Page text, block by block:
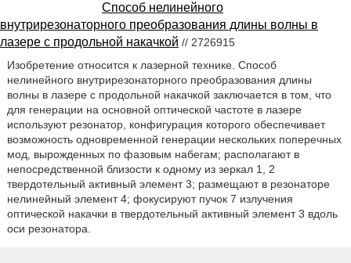
Способ нелинейного
внутрирезонаторного преобразования длины волны в
лазере с продольной накачкой // 2726915
Изобретение относится к лазерной технике. Способ
нелинейного внутрирезонаторного преобразования длины
волны в лазере с продольной накачкой заключается в том, что
для генерации на основной оптической частоте в лазере
используют резонатор, конфигурация которого обеспечивает
возможность одновременной генерации нескольких поперечных
мод, вырожденных по фазовым набегам; располагают в
непосредственной близости к одному из зеркал 1, 2
твердотельный активный элемент 3; размещают в резонаторе
нелинейный элемент 4; фокусируют пучок 7 излучения
оптической накачки в твердотельный активный элемент 3 вдоль
оси резонатора.